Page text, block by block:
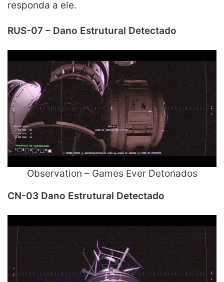
responda a ele.
RUS-07 – Dano Estrutural Detectado
Observation – Games Ever Detonados
CN-03 Dano Estrutural Detectado